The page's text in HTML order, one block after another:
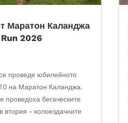
Маратон Каланджа
2026
проведе юбилейното
на Маратон Каланджа.
проведоха бегаческите
втория – колоездачните